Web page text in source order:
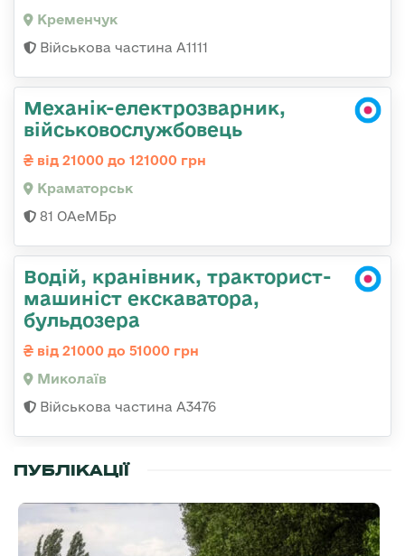
Кременчук
Військова частина А1111
Механік-електрозварник,
військовослужбовець
від 21000 до 121000 грн
Краматорськ
81 ОАеМБр
Водій, кранівник, тракторист-
машиніст екскаватора,
бульдозера
від 21000 до 51000 грн
Миколаїв
Військова частина А3476
ПУБЛІКАЦІЇ